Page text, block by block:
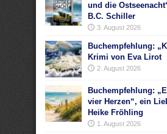
und die
B.C. Schiller
3. August 2026
Buchempfehlung:
Krimi von Eva Lirot
2. August 2026
Buchempfehlung:
vier Herzen“, ein
Heike Fröhling
1. August 2026